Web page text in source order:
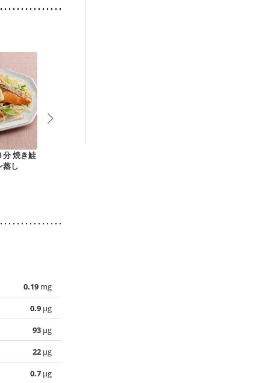
分 焼き鮭
蒸し
0.19 mg
0.9 µg
93 µg
22 µg
0.7 µg